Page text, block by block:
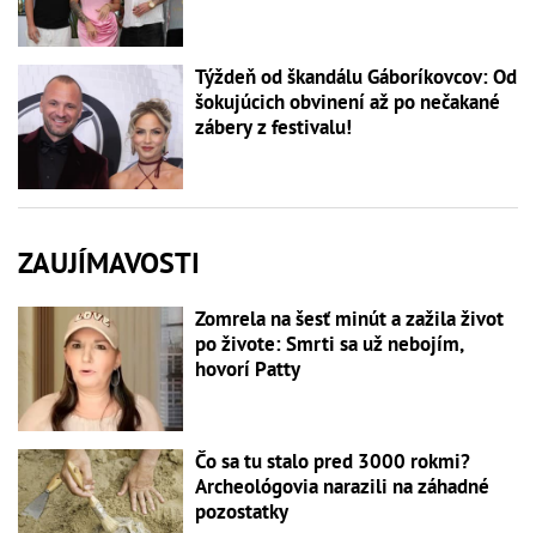
Týždeň od škandálu Gáboríkovcov: Od
šokujúcich obvinení až po nečakané
zábery z festivalu!
ZAUJÍMAVOSTI
Zomrela na šesť minút a zažila život
po živote: Smrti sa už nebojím,
hovorí Patty
Čo sa tu stalo pred 3000 rokmi?
Archeológovia narazili na záhadné
pozostatky